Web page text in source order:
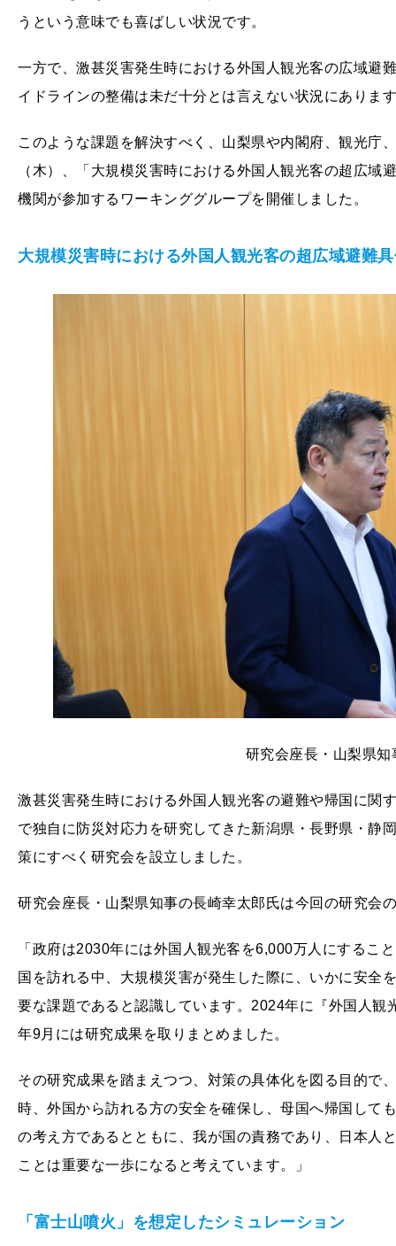
うという意味でも喜ばしい状況です。
一方で、激甚災害発生時における外国人観光客の広域避
イドラインの整備は未だ十分とは言えない状況にありま
このような課題を解決すべく、⼭梨県や内閣府、観光庁
（木）、「大規模災害時における外国人観光客の超広
機関が参加するワーキンググループを開催しました。
大規模災害時における外国人観光客の超広域避難
研究会座⻑・⼭梨県
激甚災害発生時における外国人観光客の避難や帰国に関
で独自に防災対応⼒を研究してきた新潟県・⻑野県・静
策にすべく研究会を設立しました。
研究会座⻑・⼭梨県知事の⻑崎幸太郎氏は今回の研究会
「政府は2030年には外国人観光客を6,000万人にするこ
国を訪れる中、大規模災害が発生した際に、いかに安全
要な課題であると認識しています。2024年に『外国人
年9月には研究成果を取りまとめました。
その研究成果を踏まえつつ、対策の具体化を図る目的で
時、外国から訪れる方の安全を確保し、⺟国へ帰国して
の考え方であるとともに、我が国の責務であり、日本人
ことは重要な一歩になると考えています。」
「富士⼭噴火」を想定したシミュレーション